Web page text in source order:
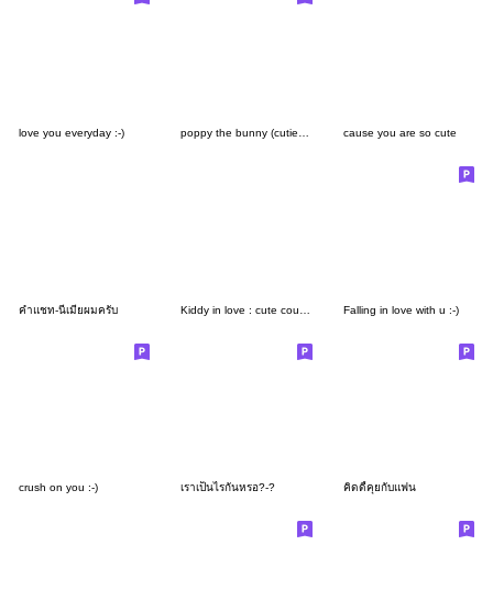
love you everyday :-) cause you are so cute
คำแชท-นี่เมียผมครับ Falling in love with u :-)
crush on you :-) เราเป็นไรกันหรอ?-? คิดดี้คุยกับแฟน